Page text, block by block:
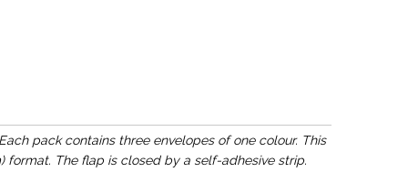
pack contains three envelopes of one colour. This
format. The flap is closed by a self-adhesive strip.